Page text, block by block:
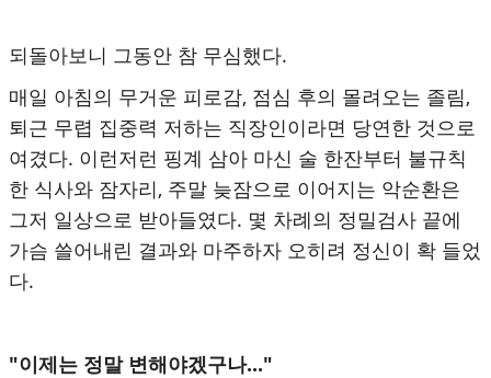
되돌아보니 그동안 참 무심했다.
매일 아침의 무거운 피로감, 점심 후의 몰려오는 졸림,
퇴근 무렵 집중력 저하는 직장인이라면 당연한 것으로
여겼다. 이런저런 핑계 삼아 마신 술 한잔부터 불규칙
한 식사와 잠자리, 주말 늦잠으로 이어지는 악순환은
그저 일상으로 받아들였다. 몇 차례의 정밀검사 끝에
가슴 쓸어내린 결과와 마주하자 오히려 정신이 확 들었
다.
"이제는 정말 변해야겠구나..."